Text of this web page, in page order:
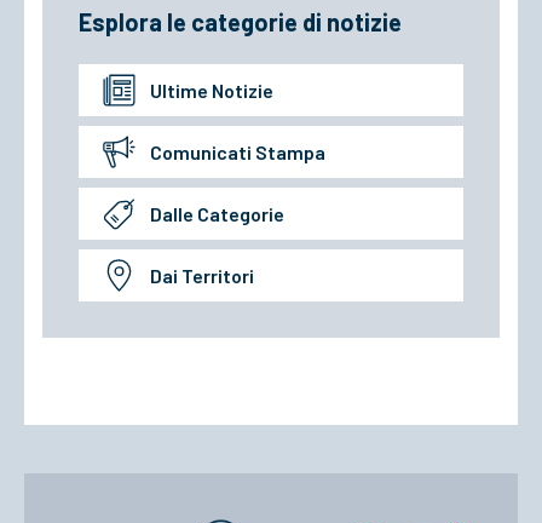
Esplora le categorie di notizie
Ultime Notizie
Comunicati Stampa
Dalle Categorie
Dai Territori